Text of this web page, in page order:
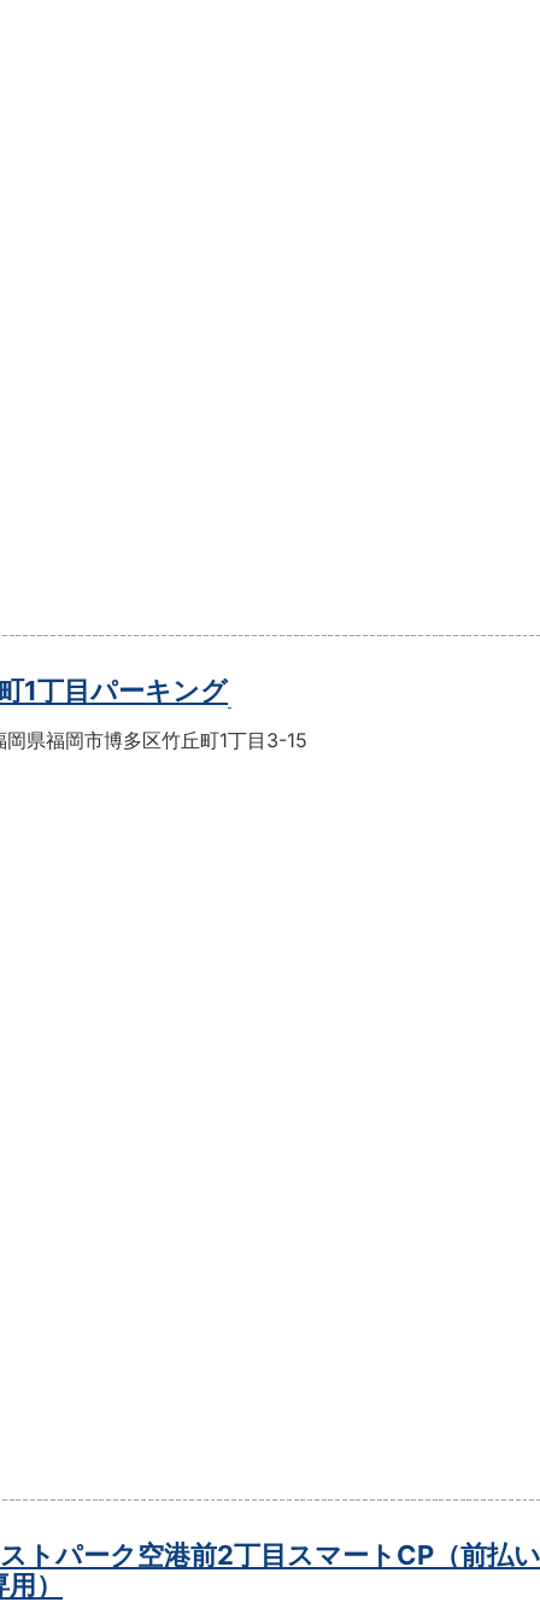
1丁目パーキング
岡県福岡市博多区竹丘町1丁目3-15
ストパーク空港前2丁目スマートCP（前払
）